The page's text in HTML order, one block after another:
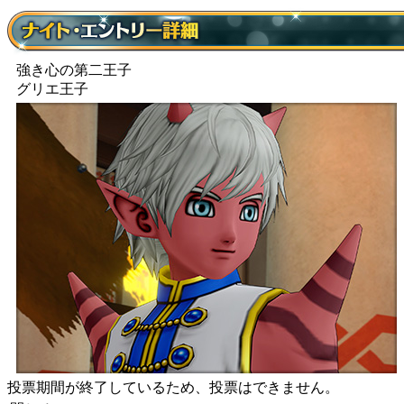
強き心の第二王子
グリエ王子
投票期間が終了しているため、投票はできません。